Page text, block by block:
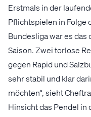
Erstmals in der
Pflichtspielen in Folge
Bundesliga war es
Saison. Zwei torlose
gegen Rapid und
sehr stabil und klar
möchten“, sieht
Hinsicht das Pendel in